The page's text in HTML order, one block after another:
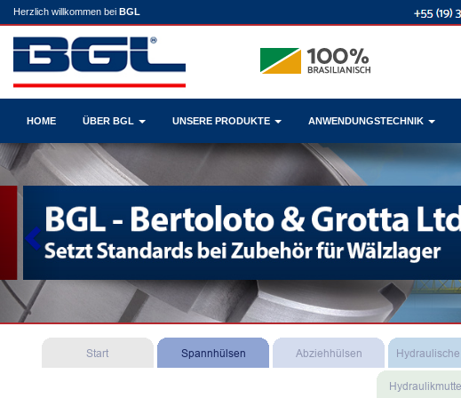
Herzlich willkommen bei BGL
HOME ÜBER BGL UNSERE PRODUKTE ANWENDUNGSTECHNIK
Previous